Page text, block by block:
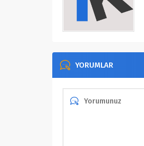
YORUMLAR